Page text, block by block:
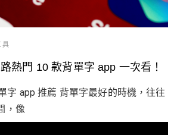
具
熱門 10 款背單字 app 一次看！
字 app 推薦 背單字最好的時機，往往
，像